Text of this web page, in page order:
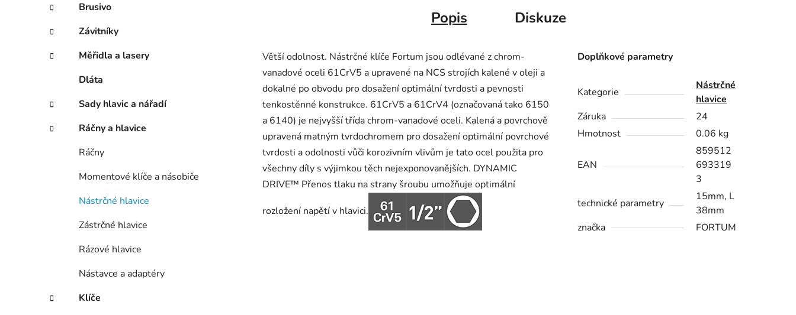
Brusivo
Závitníky
Měřidla a lasery
Dláta
Sady hlavic a nářadí
Ráčny a hlavice
Ráčny
Momentové klíče a násobiče
Nástrčné hlavice
Zástrčné hlavice
Rázové hlavice
Nástavce a adaptéry
Klíče
Popis Diskuze
Větší odolnost. Nástrčné klíče Fortum jsou odlévané z chrom-
vanadové oceli 61CrV5 a upravené na NCS strojích kalené v oleji a
dokalné po obvodu pro dosažení optimální tvrdosti a pevnosti
tenkostěnné konstrukce. 61CrV5 a 61CrV4 (označovaná tako 6150
a 6140) je nejvyšší třída chrom-vanadové oceli. Kalená a povrchově
upravená matným tvrdochromem pro dosažení optimální povrchové
tvrdosti a odolnosti vůči korozivním vlivům je tato ocel použita pro
všechny díly s výjimkou těch nejexponovanějších. DYNAMIC
DRIVE™ Přenos tlaku na strany šroubu umožňuje optimální
rozložení napětí v hlavici.
Doplňkové parametry
Kategorie
Nástrčné
hlavice
Záruka
24
Hmotnost
0.06 kg
EAN
859512
693319
3
technické parametry
15mm, L
38mm
značka
FORTUM